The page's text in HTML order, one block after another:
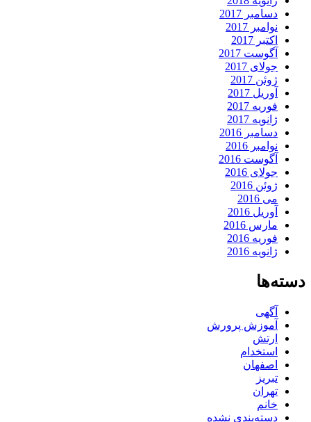
دسامبر 2017
نوامبر 2017
اکتبر 2017
آگوست 2017
جولای 2017
ژوئن 2017
آوریل 2017
فوریه 2017
ژانویه 2017
دسامبر 2016
نوامبر 2016
آگوست 2016
جولای 2016
ژوئن 2016
می 2016
آوریل 2016
مارس 2016
فوریه 2016
ژانویه 2016
دسته‌ها
آگهی
آموزش پرورش
ارتش
استخدام
اصفهان
تبریز
تهران
خانم
دسته‌بندی نشده